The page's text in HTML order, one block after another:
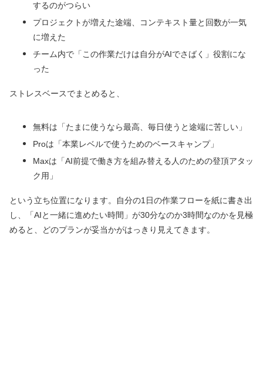
するのがつらい
プロジェクトが増えた途端、コンテキスト量と回数が一気
に増えた
チーム内で「この作業だけは自分がAIでさばく」役割にな
った
ストレスベースでまとめると、
無料は「たまに使うなら最高、毎日使うと途端に苦しい」
Proは「本業レベルで使うためのベースキャンプ」
Maxは「AI前提で働き方を組み替える人のための登頂アタッ
ク用」
という立ち位置になります。自分の1日の作業フローを紙に書き出
し、「AIと一緒に進めたい時間」が30分なのか3時間なのかを見極
めると、どのプランが妥当かがはっきり見えてきます。